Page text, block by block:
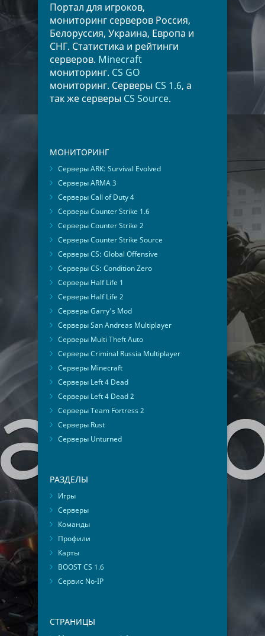
Портал для игроков,
мониторинг серверов Россия,
Белоруссия, Украина, Европа и
СНГ. Статистика и рейтинги
серверов. Minecraft
мониторинг. CS GO
мониторинг. Серверы CS 1.6, а
так же серверы CS Source.
МОНИТОРИНГ
Серверы ARK: Survival Evolved
Серверы ARMA 3
Серверы Call of Duty 4
Серверы Counter Strike 1.6
Серверы Counter Strike 2
Серверы Counter Strike Source
Серверы CS: Global Offensive
Серверы CS: Condition Zero
Серверы Half Life 1
Серверы Half Life 2
Серверы Garry's Mod
Серверы San Andreas Multiplayer
Серверы Multi Theft Auto
Серверы Criminal Russia Multiplayer
Серверы Minecraft
Серверы Left 4 Dead
Серверы Left 4 Dead 2
Серверы Team Fortress 2
Серверы Rust
Серверы Unturned
РАЗДЕЛЫ
Игры
Серверы
Команды
Профили
Карты
BOOST CS 1.6
Сервис No-IP
СТРАНИЦЫ